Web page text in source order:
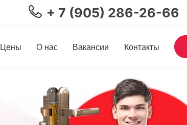
+ 7 (905) 286-26-66
Цены О нас Вакансии Контакты